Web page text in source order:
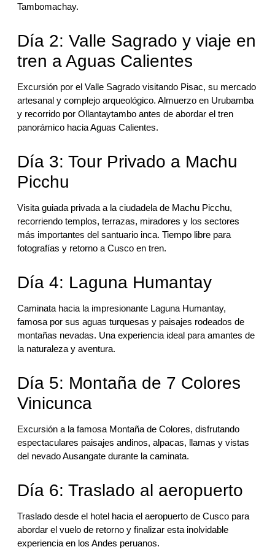
Tambomachay.
Día 2: Valle Sagrado y viaje en
tren a Aguas Calientes
Excursión por el Valle Sagrado visitando Pisac, su mercado
artesanal y complejo arqueológico. Almuerzo en Urubamba
y recorrido por Ollantaytambo antes de abordar el tren
panorámico hacia Aguas Calientes.
Día 3: Tour Privado a Machu
Picchu
Visita guiada privada a la ciudadela de Machu Picchu,
recorriendo templos, terrazas, miradores y los sectores
más importantes del santuario inca. Tiempo libre para
fotografías y retorno a Cusco en tren.
Día 4: Laguna Humantay
Caminata hacia la impresionante Laguna Humantay,
famosa por sus aguas turquesas y paisajes rodeados de
montañas nevadas. Una experiencia ideal para amantes de
la naturaleza y aventura.
Día 5: Montaña de 7 Colores
Vinicunca
Excursión a la famosa Montaña de Colores, disfrutando
espectaculares paisajes andinos, alpacas, llamas y vistas
del nevado Ausangate durante la caminata.
Día 6: Traslado al aeropuerto
Traslado desde el hotel hacia el aeropuerto de Cusco para
abordar el vuelo de retorno y finalizar esta inolvidable
experiencia en los Andes peruanos.